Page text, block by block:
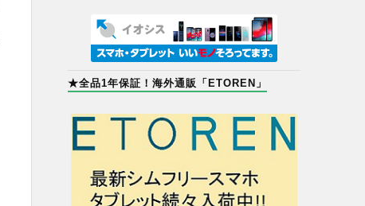
★全品1年保証！海外通販「ETOREN」